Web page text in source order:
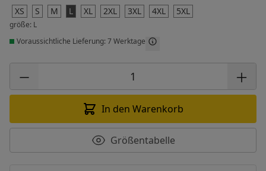
XS S M L XL 2XL 3XL 4XL 5XL
größe: L
Voraussichtliche Lieferung: 7 Werktage
In den Warenkorb
Größentabelle